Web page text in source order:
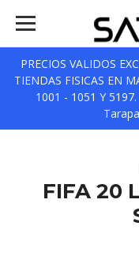
PRECIOS VALIDOS
TIENDAS FISICAS EN
1001 - 1051 Y
FIFA 20